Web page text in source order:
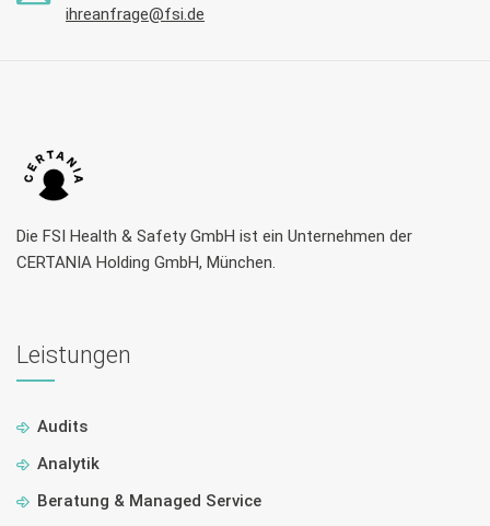
ihreanfrage@fsi.de
Die FSI Health & Safety GmbH ist ein Unternehmen der
CERTANIA Holding GmbH, München.
Leistungen
Audits
Analytik
Beratung & Managed Service